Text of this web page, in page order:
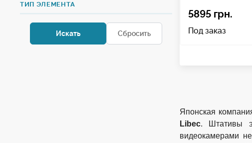
ТИП ЭЛЕМЕНТА
5895 грн.
Под заказ
Японская
Libec. Штативы
видеокамерами